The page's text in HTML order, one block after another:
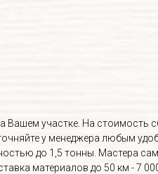
Вашем участке. На стоимость
у менеджера любым
до 1,5 тонны. Мастера
материалов до 50 км - 7